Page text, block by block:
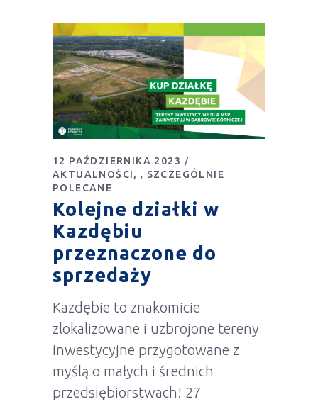
12 PAŹDZIERNIKA 2023
AKTUALNOŚCI
,
SZCZEGÓLNIE
POLECANE
Kolejne działki w
Kazdębiu
przeznaczone do
sprzedaży
Kazdębie to znakomicie
zlokalizowane i uzbrojone tereny
inwestycyjne przygotowane z
myślą o małych i średnich
przedsiębiorstwach! 27